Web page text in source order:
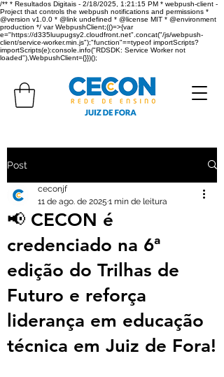
/** * Resultados Digitais - 2/18/2025, 1:21:15 PM * webpush-client -
Project that controls the webpush notifications and permissions *
@version v1.0.0 * @link undefined * @license MIT * @environment
production */ var WebpushClient;(()=>{var
e="https://d335luupugsy2.cloudfront.net".concat("/js/webpush-
client/service-worker.min.js");"function"==typeof importScripts?
importScripts(e):console.info("RDSDK: Service Worker not
loaded"),WebpushClient={}})();
Post
📢 CECON é
credenciado na 6ª
edição do Trilhas de
Futuro e reforça
liderança em educação
técnica em Juiz de Fora!
ceconjf
11 de ago. de 2025 1 min de leitura